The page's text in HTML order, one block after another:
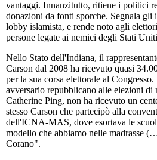
vantaggi. Innanzitutto, ritiene i politici
donazioni da fonti sporche. Segnala gli
lobby islamista, e rende noto agli
persone legate ai nemici degli Stati
Nello Stato dell'Indiana, il
Carson dal 2008 ha ricevuto quasi
per la sua corsa elettorale al
avversario repubblicano alle elezioni di
Catherine Ping, non ha ricevuto un
stesso Carson che partecipò alla
dell'ICNA-MAS, dove esortava le
modello che abbiamo nelle madrasse
Corano".